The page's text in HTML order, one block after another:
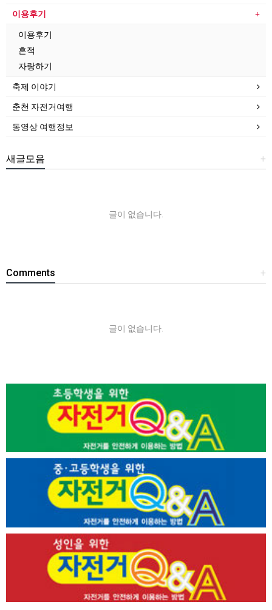
이용후기
이용후기
흔적
자랑하기
축제 이야기
춘천 자전거여행
동영상 여행정보
+
새글모음
글이 없습니다.
+
Comments
글이 없습니다.